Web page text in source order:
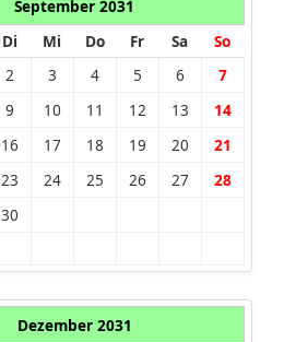
September 2031
Di Mi Do Fr Sa So
2 3 4 5 6 7
9 10 11 12 13 14
16 17 18 19 20 21
23 24 25 26 27 28
30
Dezember 2031